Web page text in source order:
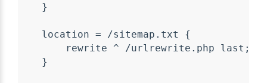
    }
    location = /sitemap.txt {
        rewrite ^ /urlrewrite.php last;
    }